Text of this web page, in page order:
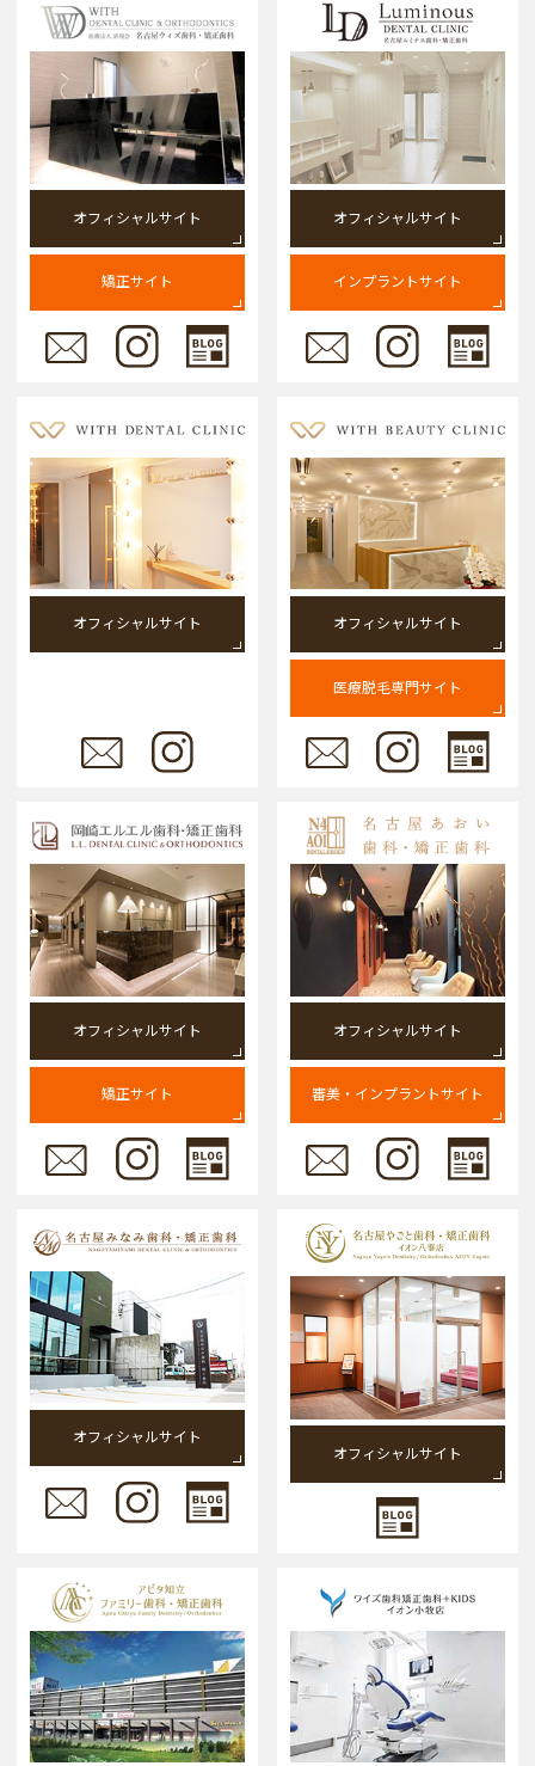
オフィシャルサイト
矯正サイト
オフィシャルサイト
インプラントサイト
オフィシャルサイト オフィシャルサイト
医療脱毛専門サイト
オフィシャルサイト
矯正サイト
オフィシャルサイト
審美・インプラントサイト
オフィシャルサイト
オフィシャルサイト